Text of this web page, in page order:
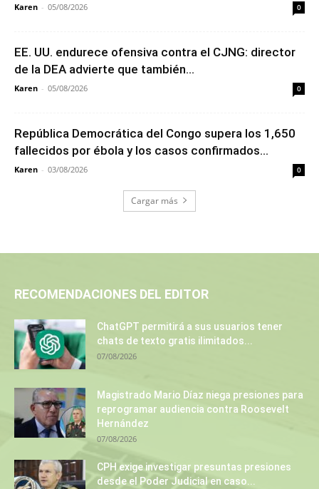
Karen - 05/08/2026 0
EE. UU. endurece ofensiva contra el CJNG: director
de la DEA advierte que también...
Karen - 05/08/2026 0
República Democrática del Congo supera los 1,650
fallecidos por ébola y los casos confirmados...
Karen - 03/08/2026 0
Cargar más
RECOMENDACIONES DEL EDITOR
ChatGPT permitirá a sus usuarios tener
chats de texto gratis ilimitados...
07/08/2026
Magistrado Mario Díaz niega presiones para
reprogramar audiencia contra Roosevelt
Hernández
07/08/2026
CPH exige investigar presuntas presiones
desde el Poder Judicial en caso...